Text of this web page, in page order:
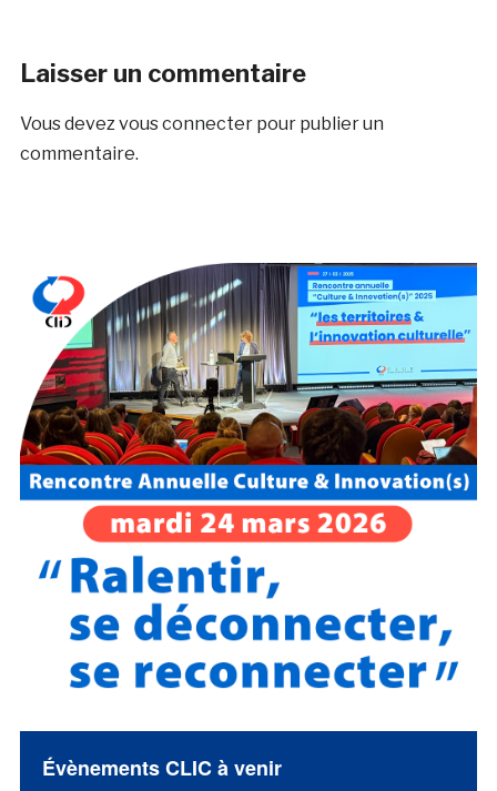
Laisser un commentaire
Vous devez vous connecterpour publier un
commentaire.
Évènements CLIC à venir